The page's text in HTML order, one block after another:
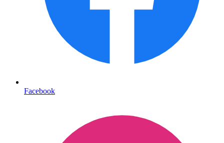
Facebook